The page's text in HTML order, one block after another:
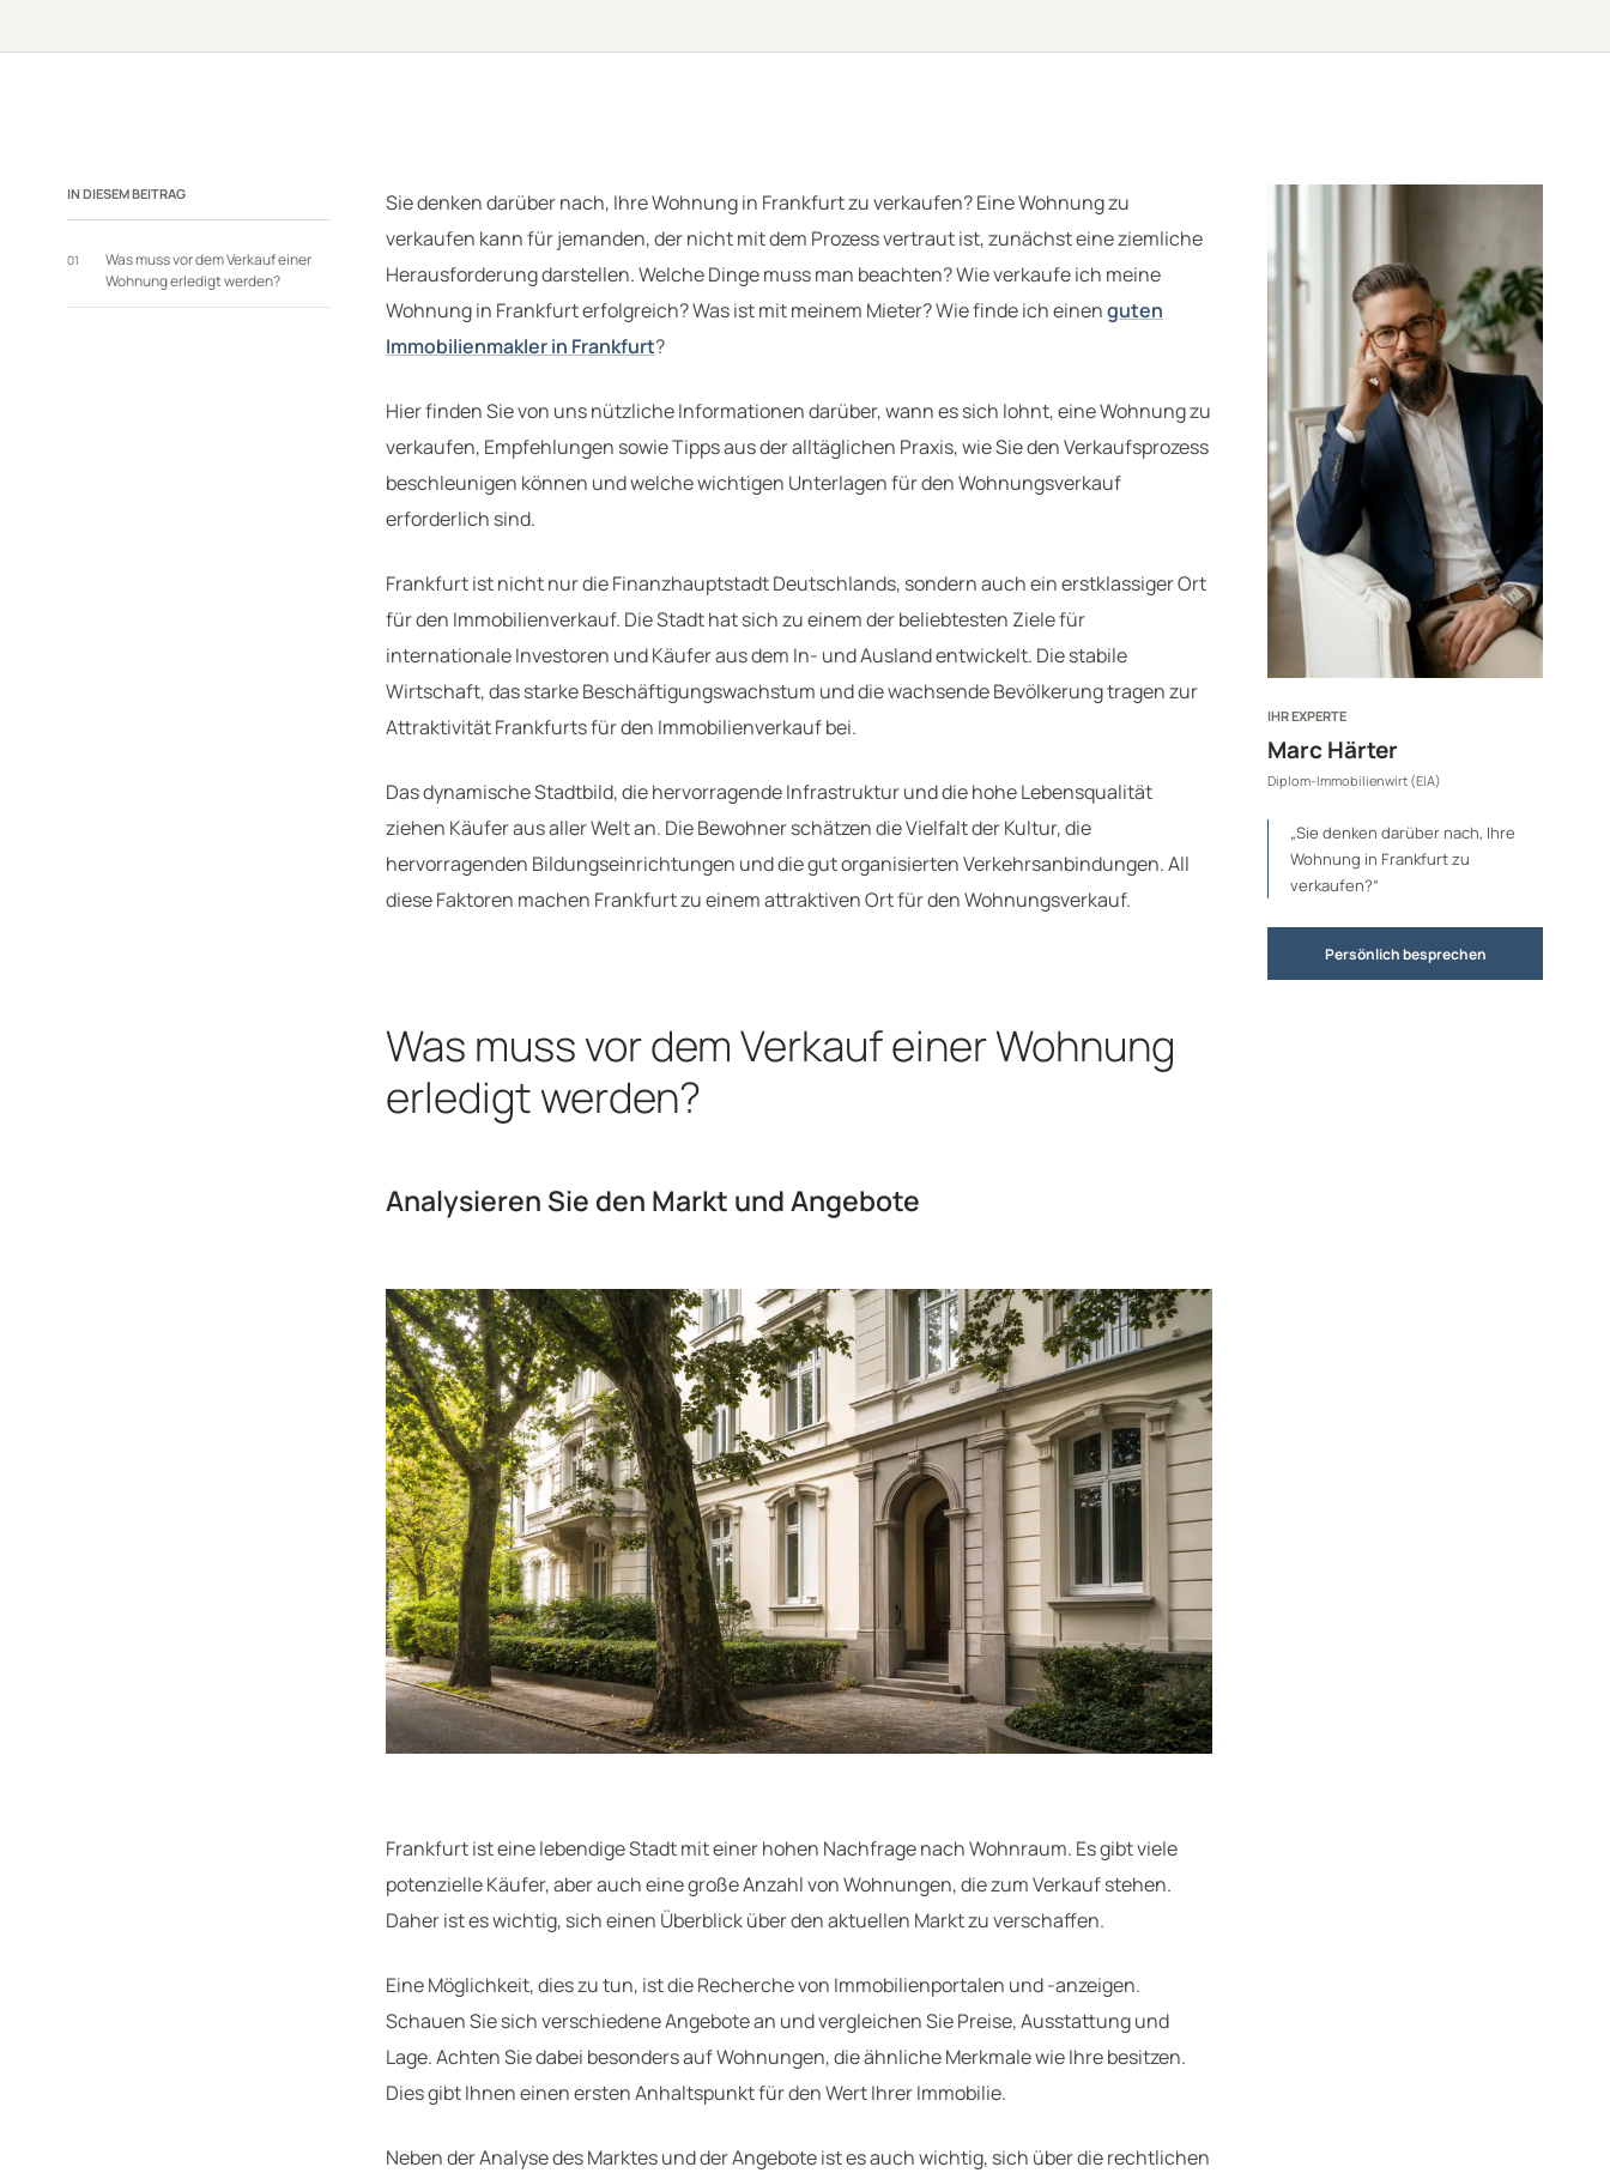
IN DIESEM BEITRAG
01
Was muss vor dem Verkauf einer
Wohnung erledigt werden?
Sie denken darüber nach, Ihre Wohnung in Frankfurt zu verkaufen? Eine Wohnung zu
verkaufen kann für jemanden, der nicht mit dem Prozess vertraut ist, zunächst eine ziemliche
Herausforderung darstellen. Welche Dinge muss man beachten? Wie verkaufe ich meine
Wohnung in Frankfurt erfolgreich? Was ist mit meinem Mieter? Wie finde ich einenguten
Immobilienmakler in Frankfurt?
Hier finden Sie von uns nützliche Informationen darüber, wann es sich lohnt, eine Wohnung zu
verkaufen, Empfehlungen sowie Tipps aus der alltäglichen Praxis, wie Sie den Verkaufsprozess
beschleunigen können und welche wichtigen Unterlagen für den Wohnungsverkauf
erforderlich sind.
Frankfurt ist nicht nur die Finanzhauptstadt Deutschlands, sondern auch ein erstklassiger Ort
für den Immobilienverkauf. Die Stadt hat sich zu einem der beliebtesten Ziele für
internationale Investoren und Käufer aus dem In- und Ausland entwickelt. Die stabile
Wirtschaft, das starke Beschäftigungswachstum und die wachsende Bevölkerung tragen zur
Attraktivität Frankfurts für den Immobilienverkauf bei.
Das dynamische Stadtbild, die hervorragende Infrastruktur und die hohe Lebensqualität
ziehen Käufer aus aller Welt an. Die Bewohner schätzen die Vielfalt der Kultur, die
hervorragenden Bildungseinrichtungen und die gut organisierten Verkehrsanbindungen. All
diese Faktoren machen Frankfurt zu einem attraktiven Ort für den Wohnungsverkauf.
Was muss vor dem Verkauf einer Wohnung
erledigt werden?
Analysieren Sie den Markt und Angebote
Frankfurt ist eine lebendige Stadt mit einer hohen Nachfrage nach Wohnraum. Es gibt viele
potenzielle Käufer, aber auch eine große Anzahl von Wohnungen, die zum Verkauf stehen.
Daher ist es wichtig, sich einen Überblick über den aktuellen Markt zu verschaffen.
Eine Möglichkeit, dies zu tun, ist die Recherche von Immobilienportalen und -anzeigen.
Schauen Sie sich verschiedene Angebote an und vergleichen Sie Preise, Ausstattung und
Lage. Achten Sie dabei besonders auf Wohnungen, die ähnliche Merkmale wie Ihre besitzen.
Dies gibt Ihnen einen ersten Anhaltspunkt für den Wert Ihrer Immobilie.
Neben der Analyse des Marktes und der Angebote ist es auch wichtig, sich über die rechtlichen
IHR EXPERTE
Marc Härter
Diplom-Immobilienwirt (EIA)
„Sie denken darüber nach, Ihre
Wohnung in Frankfurt zu
verkaufen?“
Persönlich besprechen